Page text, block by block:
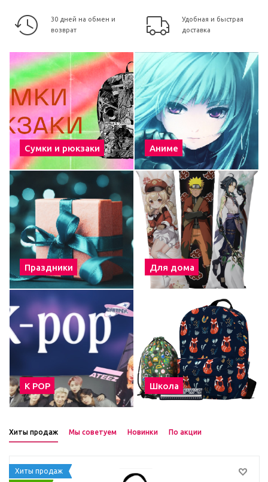
30 дней на обмен и
возврат
Удобная и быстрая
доставка
Сумки и рюкзаки Аниме
Праздники Для дома
К POP Школа
Хиты продаж Мы советуем Новинки По акции
Хиты продаж